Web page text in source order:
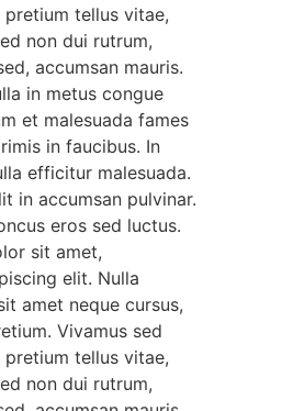
pretium tellus vitae,
non dui rutrum,
accumsan mauris.
in metus congue
et malesuada fames
in faucibus. In
efficitur malesuada.
in accumsan pulvinar.
eros sed luctus.
sit amet,
elit. Nulla
amet neque cursus,
Vivamus sed
pretium tellus vitae,
non dui rutrum,